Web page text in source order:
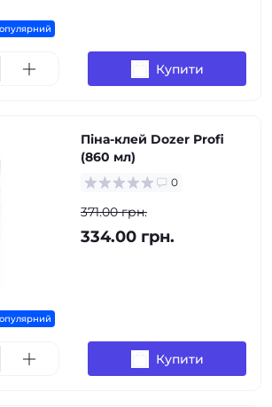
Купити
Піна-клей Dozer Profi
(860 мл)
0
371.00 грн.
334.00 грн.
Купити